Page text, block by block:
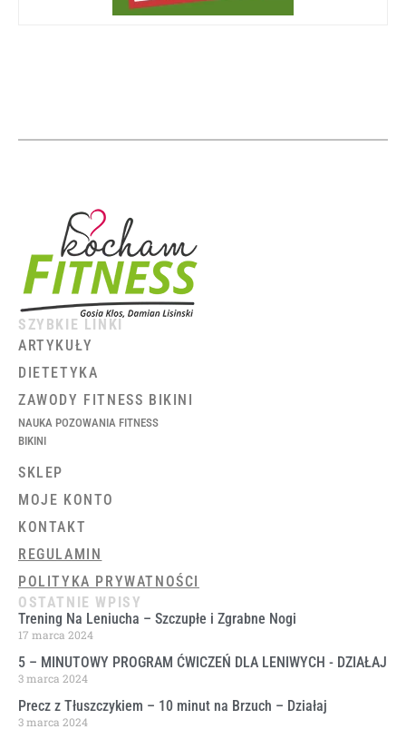
SZYBKIE LINKI
ARTYKUŁY
DIETETYKA
ZAWODY FITNESS BIKINI
NAUKA POZOWANIA FITNESS
BIKINI
SKLEP
MOJE KONTO
KONTAKT
REGULAMIN
POLITYKA PRYWATNOŚCI
OSTATNIE WPISY
Trening Na Leniucha – Szczupłe i Zgrabne Nogi
17 marca 2024
5 – MINUTOWY PROGRAM ĆWICZEŃ DLA LENIWYCH ​- DZIAŁAJ
3 marca 2024
Precz z Tłuszczykiem – 10 minut na Brzuch – Działaj
3 marca 2024